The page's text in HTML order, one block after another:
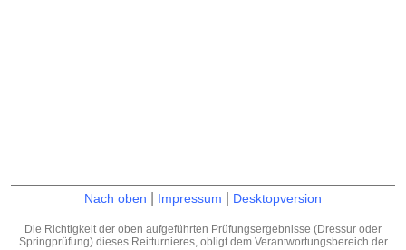
Nach oben Impressum Desktopversion
Die Richtigkeit der oben aufgeführten Prüfungsergebnisse (Dressur oder
Springprüfung) dieses Reitturnieres, obligt dem Verantwortungsbereich der